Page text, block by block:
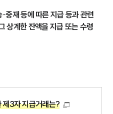
중재 등에 따른 지급 등과 관련
상계한 잔액을 지급 또는 수령
제3자 지급거래는?